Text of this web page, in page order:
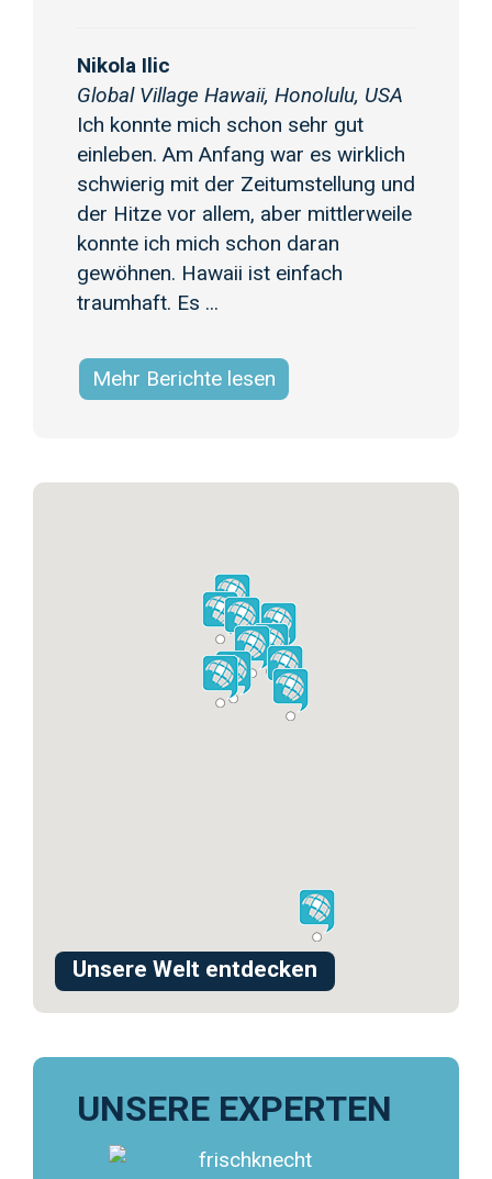
Nikola Ilic
Global Village Hawaii, Honolulu, USA
Ich konnte mich schon sehr gut
einleben. Am Anfang war es wirklich
schwierig mit der Zeitumstellung und
der Hitze vor allem, aber mittlerweile
konnte ich mich schon daran
gewöhnen. Hawaii ist einfach
traumhaft. Es
Mehr Berichte lesen
Unsere Welt entdecken
UNSERE EXPERTEN